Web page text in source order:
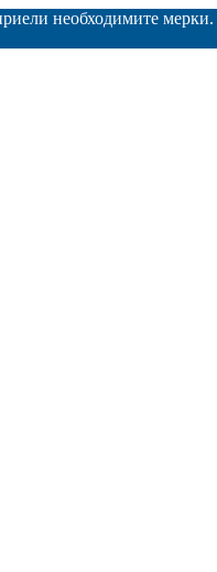
необходимите мерки.